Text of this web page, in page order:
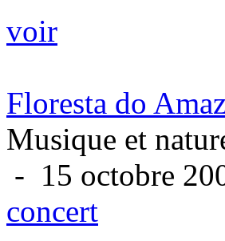
voir
Floresta do
Musique et
- 15 octobre
concert